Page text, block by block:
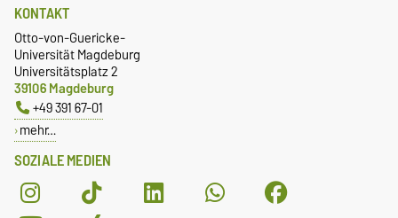
SOZIALE MEDIEN
KONTAKT
Otto-von-Guericke-
Universität Magdeburg
Universitätsplatz 2
39106 Magdeburg
+49 391 67-01
mehr…